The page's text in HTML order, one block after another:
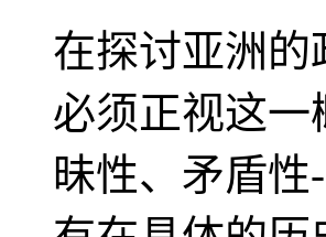
在探讨亚洲
必须正视这
昧性、矛盾